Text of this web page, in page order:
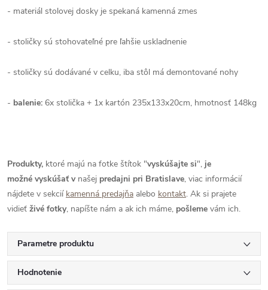
- materiál stolovej dosky je spekaná kamenná zmes
- stoličky sú stohovateľné pre ľahšie uskladnenie
- stoličky sú dodávané v celku, iba stôl má demontované nohy
- balenie: 6x stolička + 1x kartón 235x133x20cm, hmotnosť 148kg
Produkty, ktoré majú na fotke štítok "vyskúšajte si", je
možné vyskúšať v našej predajni pri Bratislave, viac informácií
nájdete v sekcií kamenná predajňa alebo kontakt. Ak si prajete
vidieť živé fotky, napíšte nám a ak ich máme, pošleme vám ich.
Parametre produktu
Hodnotenie